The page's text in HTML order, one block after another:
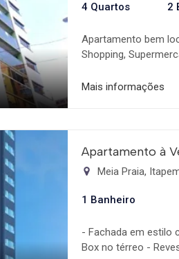
4 Quartos 2
Apartamento bem
Shopping,
Sacada com
57,34m², para 3
de garagem
gás individuais. 
Piso em
Câmeras. 
Mais informações
Apartamento à
Meia Praia,
1 Banheiro
- Fachada em estilo
Box no térreo -